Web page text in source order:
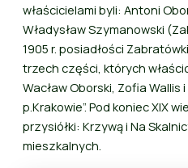
właścicielami byli: Antoni
Władysław Szymanowski
1905 r. posiadłości
trzech części, których
Wacław Oborski, Zofia Wallis i
p.Krakowie”. Pod koniec XIX
przysiółki: Krzywą i Na
mieszkalnych.